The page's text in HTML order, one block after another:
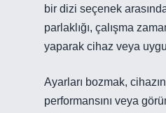
bir dizi seçenek
parlaklığı, çalışma
yaparak cihaz veya
Ayarları bozmak,
performansını veya